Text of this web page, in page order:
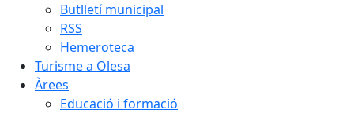
Butlletí municipal
RSS
Hemeroteca
Turisme a Olesa
Àrees
Educació i formació